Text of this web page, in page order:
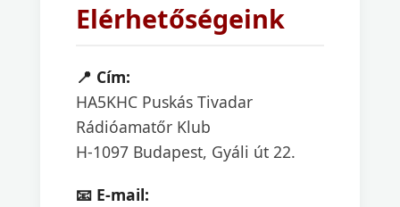
Elérhetőségeink
📍 Cím:
HA5KHC Puskás Tivadar
Rádióamatőr Klub
H-1097 Budapest, Gyáli út 22.
📧 E-mail: